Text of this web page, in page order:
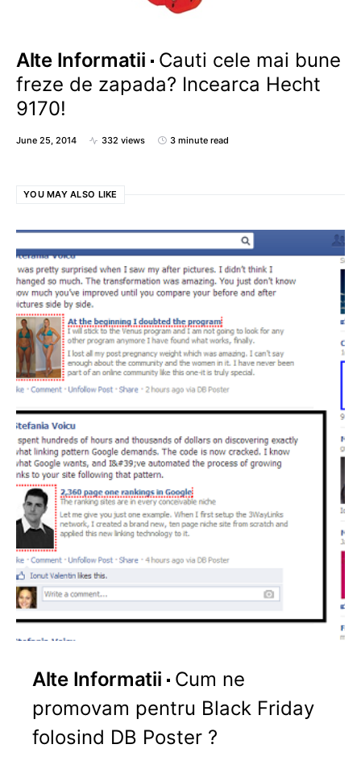
Alte Informatii
Cauti cele mai bune
freze de zapada? Incearca Hecht
9170!
June 25, 2014 332 views 3 minute read
YOU MAY ALSO LIKE
Alte Informatii
Cum ne
promovam pentru Black Friday
folosind DB Poster ?